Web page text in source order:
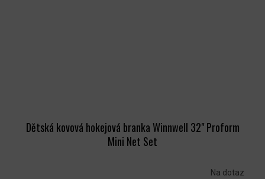
Dětská kovová hokejová branka Winnwell 32" Proform
Mini Net Set
Na dotaz